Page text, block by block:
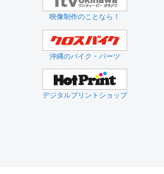
映像制作のことなら！
沖縄のバイク・パーツ
デジタルプリントショップ